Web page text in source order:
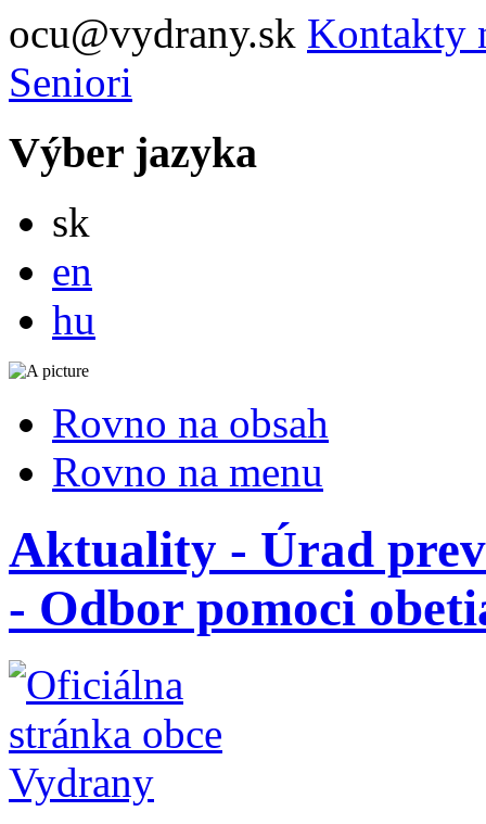
ocu@vydrany.sk Kontakty
Seniori
Výber jazyka
sk
en
hu
Rovno na obsah
Rovno na menu
Aktuality - Úrad
- Odbor pomoci